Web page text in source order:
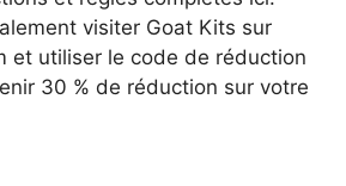
visiter Goat Kits sur
et utiliser le code de réduction
30 % de réduction sur votre